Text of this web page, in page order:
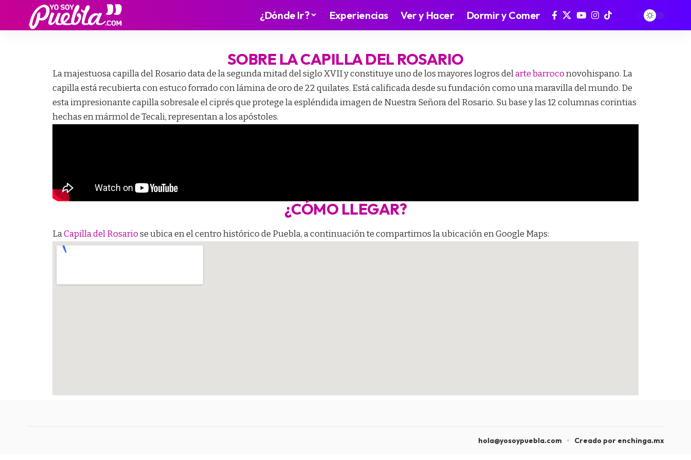
¿Dónde Ir? Experiencias Ver y Hacer Dormir y Comer
SOBRE LA CAPILLA DEL ROSARIO
La majestuosa capilla del Rosario data de la segunda mitad del siglo XVII y constituye uno de los mayores logros delarte barroconovohispano. La
capilla está recubierta con estuco forrado con lámina de oro de 22 quilates. Está calificada desde su fundación como una maravilla del mundo. De
esta impresionante capilla sobresale el ciprés que protege la espléndida imagen de Nuestra Señora del Rosario. Su base y las 12 columnas corintias
hechas en mármol de Tecali, representan a los apóstoles.
¿CÓMO LLEGAR?
LaCapilla del Rosariose ubica en el centro histórico de Puebla, a continuación te compartimos la ubicación en Google Maps:
hola@yosoypuebla.com Creado por enchinga.mx